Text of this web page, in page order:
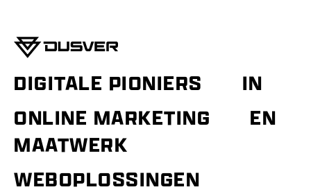
DIGITALE PIONIERS
IN
ONLINE MARKETING
EN
MAATWERK
WEBOPLOSSINGEN